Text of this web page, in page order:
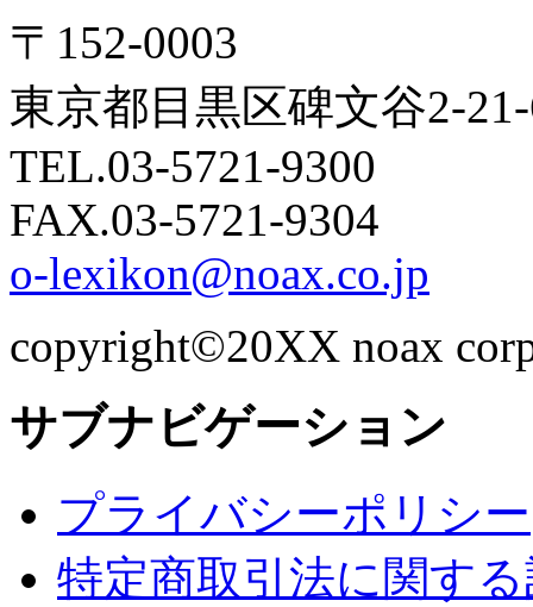
〒152-0003
東京都目黒区碑文谷2-
TEL.03-5721-9300
FAX.03-5721-9304
o-lexikon@noax.co.jp
copyright©20XX noax
サブナビゲーション
プライバシーポリシー
特定商取引法に関す